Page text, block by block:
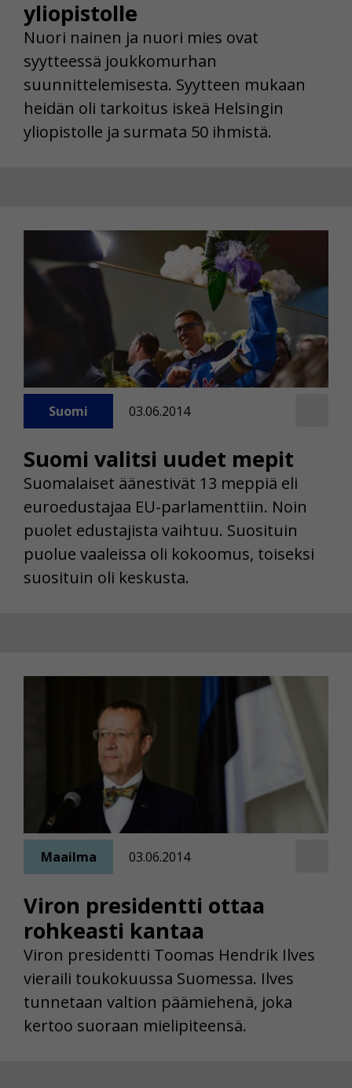
yliopistolle
Nuori nainen ja nuori mies ovat
syytteessä joukkomurhan
suunnittelemisesta. Syytteen mukaan
heidän oli tarkoitus iskeä Helsingin
yliopistolle ja surmata 50 ihmistä.
Suomi valitsi uudet mepit
Suomi 03.06.2014
Suomalaiset äänestivät 13 meppiä eli
euroedustajaa EU-parlamenttiin. Noin
puolet edustajista vaihtuu. Suosituin
puolue vaaleissa oli kokoomus, toiseksi
suosituin oli keskusta.
Viron presidentti ottaa
rohkeasti kantaa
Maailma 03.06.2014
Viron presidentti Toomas Hendrik Ilves
vieraili toukokuussa Suomessa. Ilves
tunnetaan valtion päämiehenä, joka
kertoo suoraan mielipiteensä.